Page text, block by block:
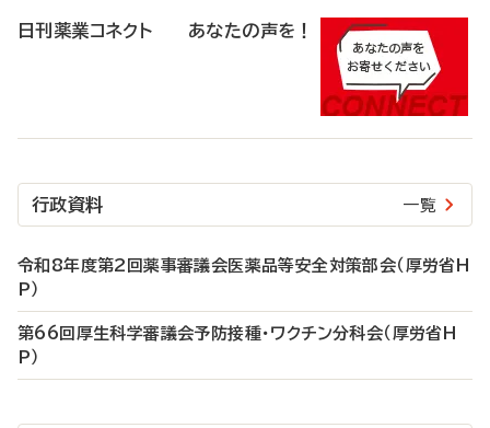
日刊薬業コネクト あなたの声を！
行政資料 一覧
令和8年度第2回薬事審議会医薬品等安全対策部会（厚労省H
P）
第66回厚生科学審議会予防接種・ワクチン分科会（厚労省H
P）